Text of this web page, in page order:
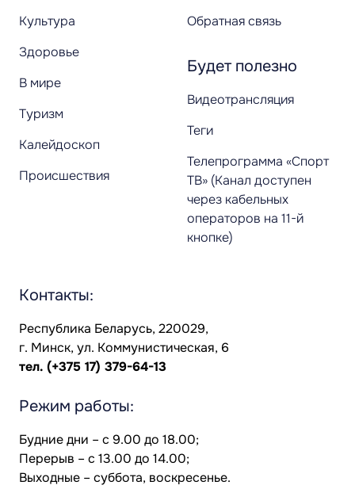
Культура
Здоровье
В мире
Туризм
Калейдоскоп
Происшествия
Обратная связь
Будет полезно
Видеотрансляция
Теги
Телепрограмма «Спорт
ТВ» (Канал доступен
через кабельных
операторов на 11-й
кнопке)
Контакты:
Республика Беларусь, 220029,
г. Минск, ул. Коммунистическая, 6
тел. (+375 17) 379-64-13
Режим работы:
Будние дни – с 9.00 до 18.00;
Перерыв – с 13.00 до 14.00;
Выходные – суббота, воскресенье.